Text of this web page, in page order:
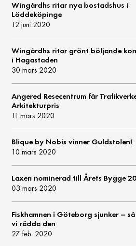
Wingårdhs ritar nya bostadshus i
Löddeköpinge
12 juni 2020
Wingårdhs ritar grönt böljande
i Hagastaden
30 mars 2020
Angered Resecentrum får
Arkitekturpris
11 mars 2020
Blique by Nobis vinner Guldstolen!
10 mars 2020
Laxen nominerad till Årets Bygge
03 mars 2020
Fiskhamnen i Göteborg sjunker –
vi rädda den
27 feb. 2020